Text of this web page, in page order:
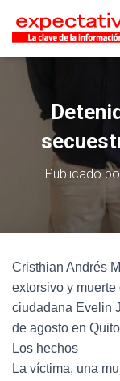
Publicado
Cristhian Andrés
extorsivo y muerte
ciudadana Evelin
de agosto en
Los hechos
La víctima, una